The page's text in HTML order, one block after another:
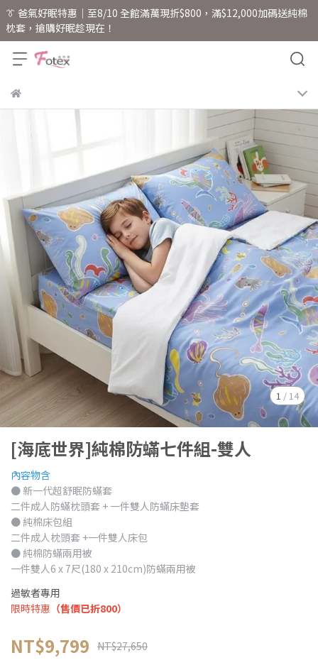
👔 爸氣好眠特惠｜至8/10 全館滿萬現折$800，滿$12,000加碼送純棉
枕套，搶購好眠趁現在！
1 / 14
[海底世界]純棉防蟎七件組-雙人
內容物含
● 新一代超舒眠防蟎套
二件成人防蟎枕頭套 + 一件雙人防蟎床墊套
● 純棉床包組
二件成人枕頭套 +一件雙人床包
● 純棉防蟎兩用被
一件雙人6 x 7尺(180 x 210cm)防蟎兩用被
過敏者專用
限時特惠 （售價已折800）
NT$9,799 NT$27,650